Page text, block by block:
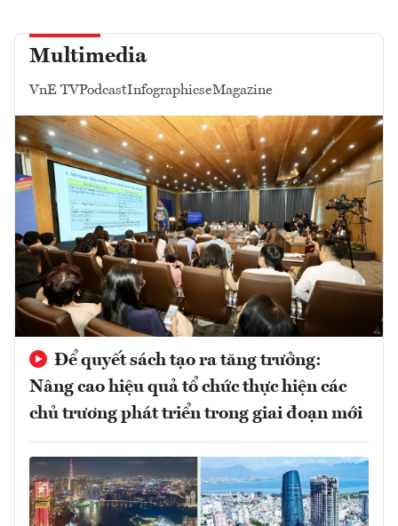
Multimedia
VnE TVPodcastInfographicseMagazine
Để quyết sách tạo ra tăng trưởng:
Nâng cao hiệu quả tổ chức thực hiện các
chủ trương phát triển trong giai đoạn mới